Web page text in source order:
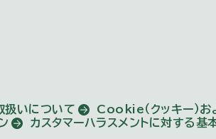
扱いについて
Cookie（クッキー）お
カスタマーハラスメントに対する基